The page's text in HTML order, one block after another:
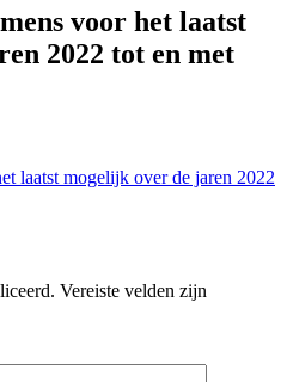
voor het laatst
2022 tot en met
laatst mogelijk over de jaren 2022
Vereiste velden zijn